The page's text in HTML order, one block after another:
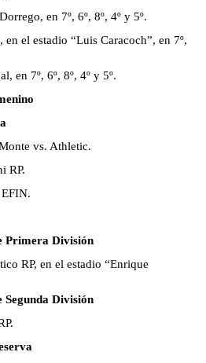
en 7º, 6º, 8º, 4º y 5º.
el estadio “Luis Caracoch”, en 7º,
en 7º, 6º, 8º, 4º y 5º.
vs. Athletic.
RP.
Primera División
RP, en el estadio “Enrique
División